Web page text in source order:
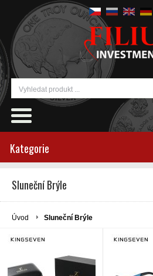
Kategorie
Sluneční Brýle
Úvod Sluneční Brýle